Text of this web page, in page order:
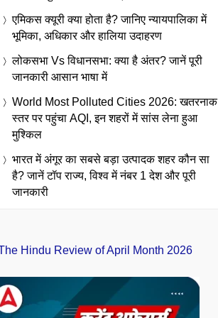
एमिकस क्यूरी क्या होता है? जानिए न्यायपालिका में
भूमिका, अधिकार और हालिया उदाहरण
लोकसभा Vs विधानसभा: क्या है अंतर? जानें पूरी
जानकारी आसान भाषा में
World Most Polluted Cities 2026: खतरनाक
स्तर पर पहुंचा AQI, इन शहरों में सांस लेना हुआ
मुश्किल
भारत में अंगूर का सबसे बड़ा उत्पादक शहर कौन सा
है? जानें टॉप राज्य, विश्व में नंबर 1 देश और पूरी
जानकारी